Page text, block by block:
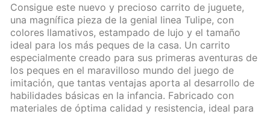
Consigue este nuevo y precioso carrito de juguete,
una magnífica pieza de la genial linea Tulipe, con
colores llamativos, estampado de lujo y el tamaño
ideal para los más peques de la casa. Un carrito
especialmente creado para sus primeras aventuras de
los peques en el maravilloso mundo del juego de
imitación, que tantas ventajas aporta al desarrollo de
habilidades básicas en la infancia. Fabricado con
materiales de óptima calidad y resistencia, ideal para